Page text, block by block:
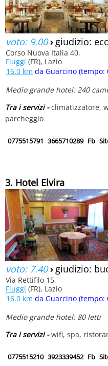
voto: 9.00› giudizio:
Corso Nuova Italia 40,
Fiuggi (FR), Lazio
16.0 km da Guarcino (tempo:
Medio grande hotel: 240
Tra i servizi -climatizzatore,
parcheggio
0775515791 3665710289 Fb
3. Hotel Elvira
voto: 7.40› giudizio:
Via Rettifilo 15,
Fiuggi (FR), Lazio
16.0 km da Guarcino (tempo:
Medio grande hotel: 80 letti
Tra i servizi -wifi, spa,
0775515210 3923339452 Fb